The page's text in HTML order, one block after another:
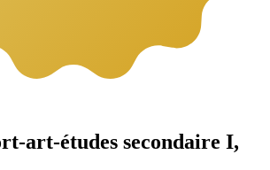
art-études secondaire I,